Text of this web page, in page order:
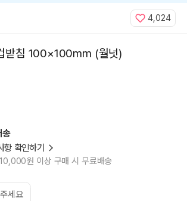
4,024
받침 100×100mm (월넛)
송
항 확인하기
원 이상 구매 시 무료배송
세요